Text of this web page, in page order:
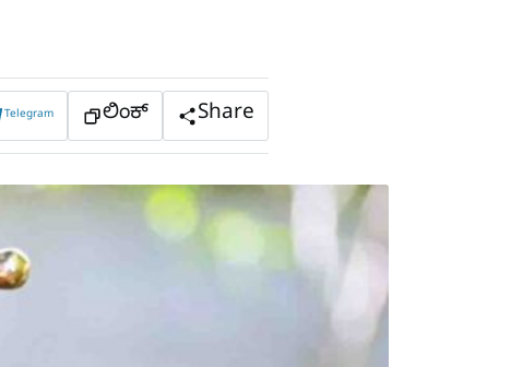
Telegram ಲಿಂಕ್ Share